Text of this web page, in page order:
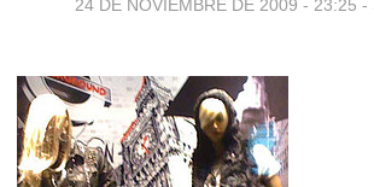
24 DE NOVIEMBRE DE 2009 - 23:25 -